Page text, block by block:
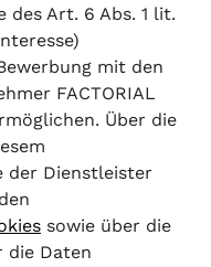
des Art. 6 Abs. 1 lit.
mit den
FACTORIAL
Über die
der Dienstleister
sowie über die
die Daten